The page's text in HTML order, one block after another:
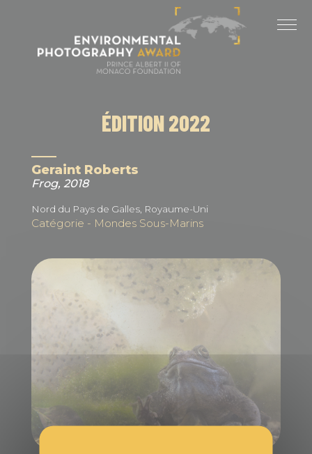
DERNIÈRES ÉDITIONS
ÉDITION 2022
ÉDITION 2022
Geraint Roberts
Frog, 2018
Nord du Pays de Galles, Royaume-Uni
Catégorie - Mondes Sous-Marins